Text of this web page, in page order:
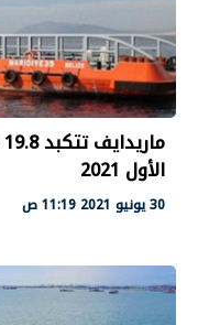
الأول 2021
30 يونيو 2021 11:19 ص